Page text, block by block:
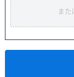
また